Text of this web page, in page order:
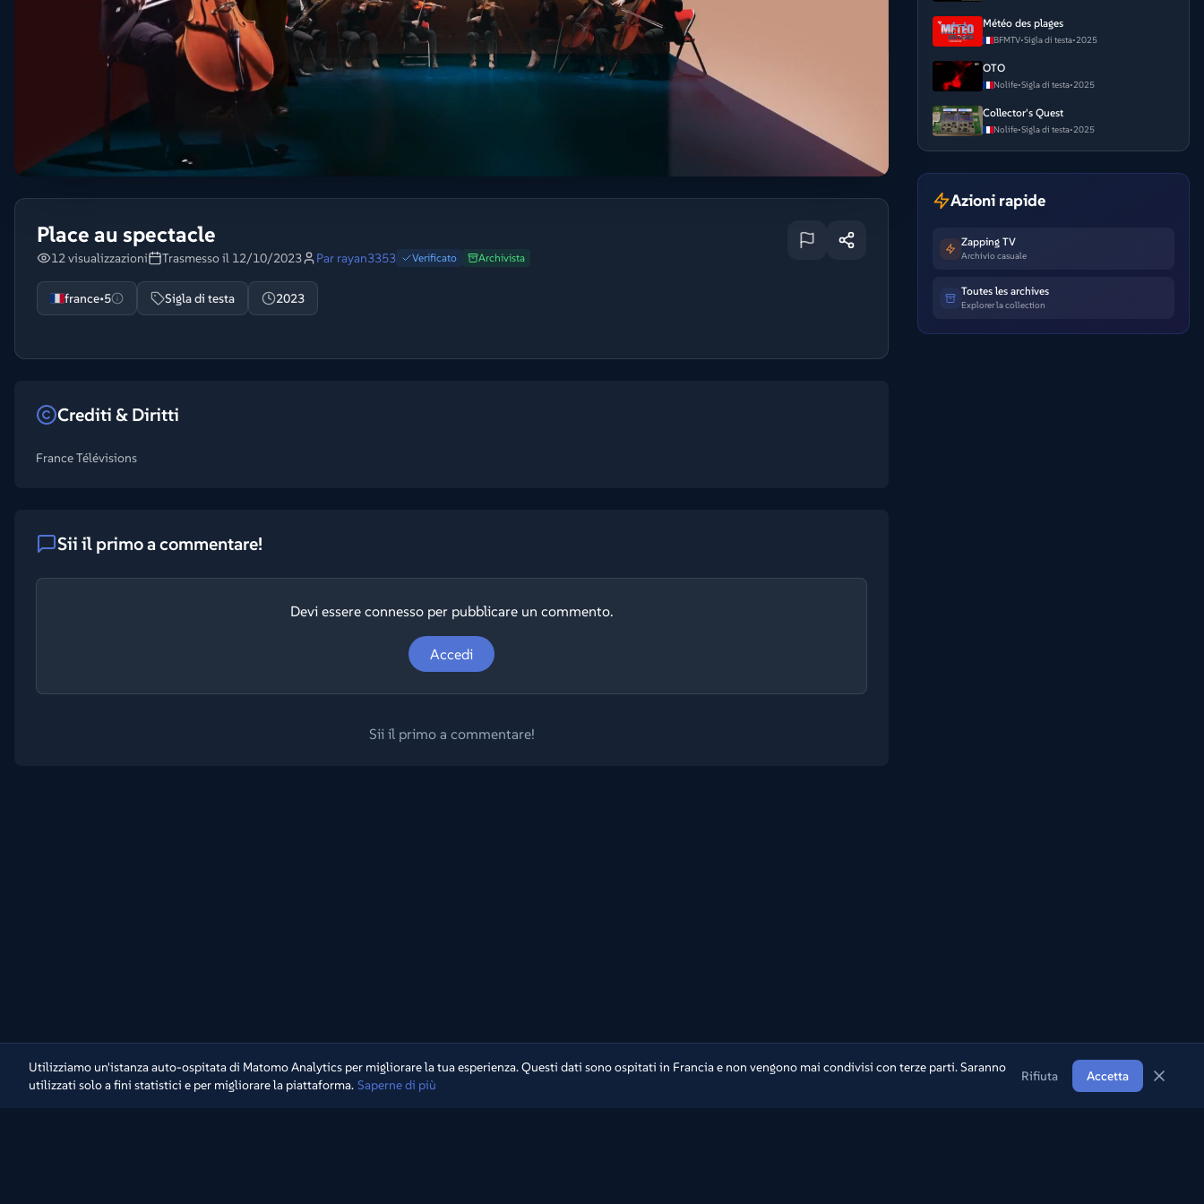
Place au spectacle
12 visualizzazioni Trasmesso il 12/10/2023 Par rayan3353 Verificato Archivista
france•5 Sigla di testa 2023
Crediti & Diritti
France Télévisions
Sii il primo a commentare!
Devi essere connesso per pubblicare un commento.
Accedi
Sii il primo a commentare!
Météo des plages
BFMTV•Sigla di testa•2025
OTO
Nolife•Sigla di testa•2025
Collector's Quest
Nolife•Sigla di testa•2025
Azioni rapide
Zapping TV
Archivio casuale
Toutes les archives
Explorer la collection
Utilizziamo un'istanza auto-ospitata di Matomo Analytics per migliorare la tua esperienza. Questi dati sono ospitati in Francia e non vengono mai condivisi con terze parti. Saranno
utilizzati solo a fini statistici e per migliorare la piattaforma. Saperne di più
Rifiuta Accetta